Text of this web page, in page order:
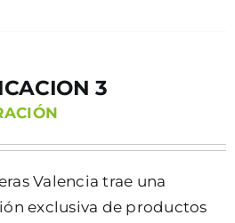
3
Valencia trae una
exclusiva de productos